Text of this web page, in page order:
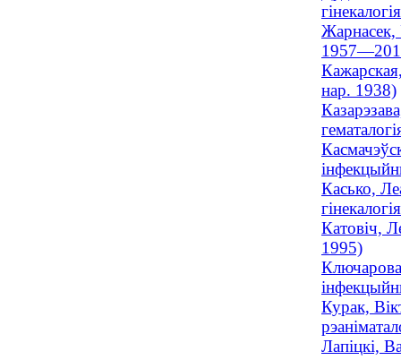
Жарнасек,
нар. 1938)
Касько,
Катовіч,
1995)
Курак,
Лапіцкі,